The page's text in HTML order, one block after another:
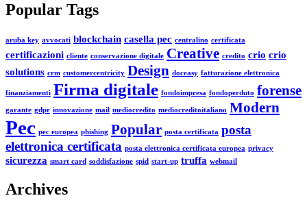
Popular Tags
aruba key avvocati blockchain casella pec centralino certificata
certificazioni cliente conservazione digitale Creative credito crio crio
solutions crm customercentricity Design doceasy fatturazione elettronica
finanziamenti Firma digitale fondoimpresa fondoperduto forense
garante gdpr innovazione mail mediocredito mediocreditoitaliano Modern
Pec pec europea phishing Popular posta certificata posta
elettronica certificata posta elettronica certificata europea privacy
sicurezza smart card soddisfazione spid start-up truffa webmail
Archives